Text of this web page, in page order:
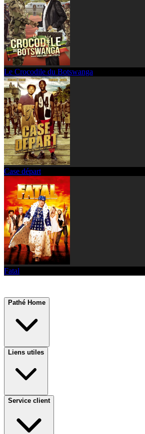
Le Crocodile du Botswanga
Case départ
Fatal
Pathé Home
Liens utiles
Service client